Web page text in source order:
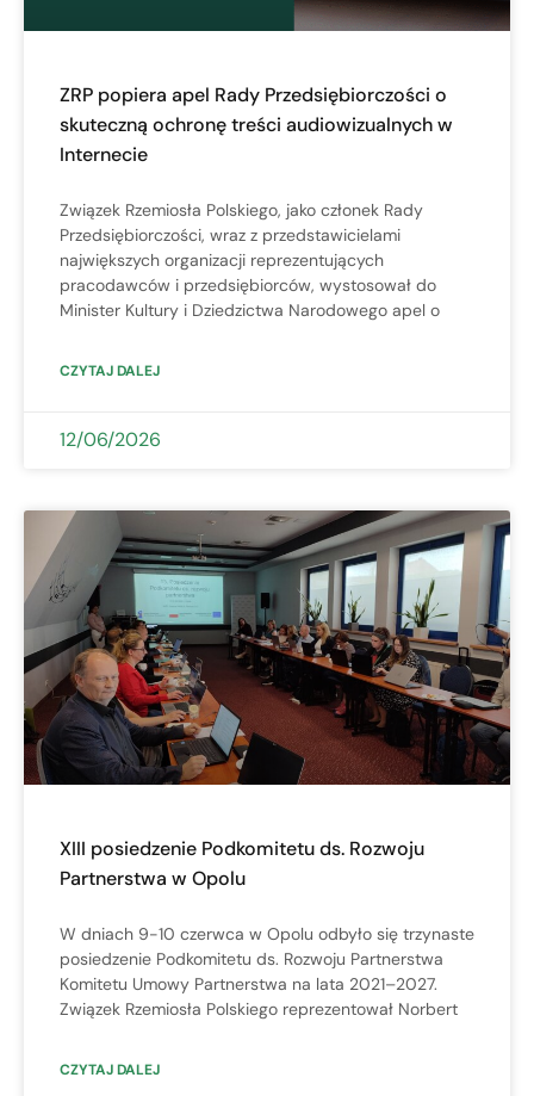
ZRP popiera apel Rady Przedsiębiorczości o
skuteczną ochronę treści audiowizualnych w
Internecie
Związek Rzemiosła Polskiego, jako członek Rady
Przedsiębiorczości, wraz z przedstawicielami
największych organizacji reprezentujących
pracodawców i przedsiębiorców, wystosował do
Minister Kultury i Dziedzictwa Narodowego apel o
CZYTAJ DALEJ
12/06/2026
XIII posiedzenie Podkomitetu ds. Rozwoju
Partnerstwa w Opolu
W dniach 9-10 czerwca w Opolu odbyło się trzynaste
posiedzenie Podkomitetu ds. Rozwoju Partnerstwa
Komitetu Umowy Partnerstwa na lata 2021–2027.
Związek Rzemiosła Polskiego reprezentował Norbert
CZYTAJ DALEJ